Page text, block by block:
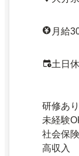
月給
土日
研修あり
未経験
社会保
高収入